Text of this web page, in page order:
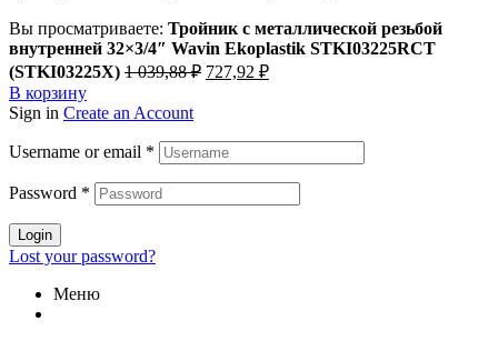
Вы просматриваете: Тройник с металлической резьбой
внутренней 32×3/4″ Wavin Ekoplastik STKI03225RCT
(STKI03225X) 1 039,88₽ Первоначальная
039,88 ₽.
727,92 ₽Текущая
В корзину
Sign in Create an Account
Username or email *
Password *
Login
Lost your password?
Меню